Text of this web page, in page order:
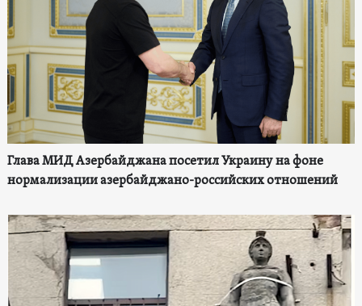
Глава МИД Азербайджана посетил Украину на фоне
нормализации азербайджано-российских отношений